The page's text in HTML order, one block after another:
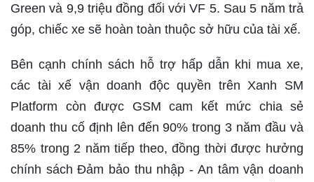
Green và 9,9 triệu đồng đối với VF 5. Sau 5 năm trả
góp, chiếc xe sẽ hoàn toàn thuộc sở hữu của tài xế.
Bên cạnh chính sách hỗ trợ hấp dẫn khi mua xe,
các tài xế vận doanh độc quyền trên Xanh SM
Platform còn được GSM cam kết mức chia sẻ
doanh thu cố định lên đến 90% trong 3 năm đầu và
85% trong 2 năm tiếp theo, đồng thời được hưởng
chính sách Đảm bảo thu nhập - An tâm vận doanh